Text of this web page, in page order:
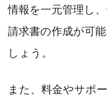
情報を一元管理し
請求書の作成が可
しょう。
また、料金やサポ